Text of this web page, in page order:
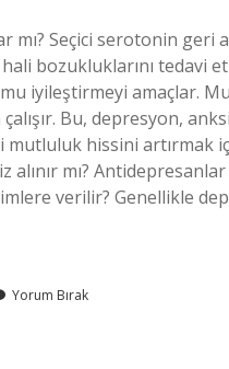
mı? Seçici serotonin geri
bozukluklarını tedavi
iyileştirmeyi amaçlar.
Bu, depresyon,
mutluluk hissini
mı?
verilir? Genellikle
Yorum Bırak